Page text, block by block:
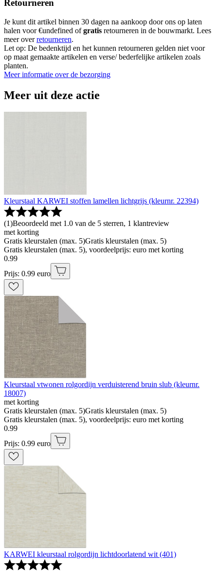
Retourneren
Je kunt dit artikel binnen 30 dagen na aankoop door ons op laten
halen voor €undefined ofgratis retourneren in de bouwmarkt. Lees
meer overretourneren.
Let op: De bedenktijd en het kunnen retourneren gelden niet voor
op maat gemaakte artikelen en verse/ bederfelijke artikelen zoals
planten.
Meer informatie over de bezorging
Meer uit deze actie
Kleurstaal KARWEI stoffen lamellen lichtgrijs (kleurnr. 22394)
(1)Beoordeeld met 1.0 van de 5 sterren, 1 klantreview
met korting
Gratis kleurstalen (max. 5)Gratis kleurstalen (max. 5)
Gratis kleurstalen (max. 5), voordeelprijs: euro met korting
0.99
Prijs: 0.99 euro
Kleurstaal vtwonen rolgordijn verduisterend bruin slub (kleurnr.
18007)
met korting
Gratis kleurstalen (max. 5)Gratis kleurstalen (max. 5)
Gratis kleurstalen (max. 5), voordeelprijs: euro met korting
0.99
Prijs: 0.99 euro
KARWEI kleurstaal rolgordijn lichtdoorlatend wit (401)